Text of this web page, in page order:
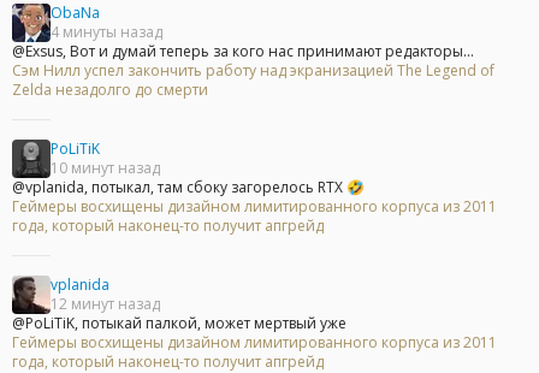
ObaNa
4 минуты назад
@Exsus, Вот и думай теперь за кого нас принимают редакторы...
Сэм Нилл успел закончить работу над экранизацией The Legend of
Zelda незадолго до смерти
PoLiTiK
10 минут назад
@vplanida, потыкал, там сбоку загорелось RTX 🤣
Геймеры восхищены дизайном лимитированного корпуса из 2011
года, который наконец-то получит апгрейд
vplanida
12 минут назад
@PoLiTiK, потыкай палкой, может мертвый уже
Геймеры восхищены дизайном лимитированного корпуса из 2011
года, который наконец-то получит апгрейд